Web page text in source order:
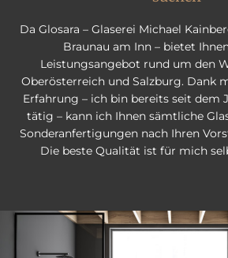
Da Glosara – Glaserei Michael
Braunau am Inn – bietet
Leistungsangebot rund um den
Oberösterreich und Salzburg. Dank
Erfahrung – ich bin bereits seit dem
tätig – kann ich Ihnen sämtliche
Sonderanfertigungen nach Ihren
Die beste Qualität ist für mich